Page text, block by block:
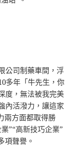
司制藥車間，浮
多年「牛先生，你
度，無法被我完美
內活潑力，讓這家
兩方面都取得勝
”“高新技巧企業”
項聲譽。